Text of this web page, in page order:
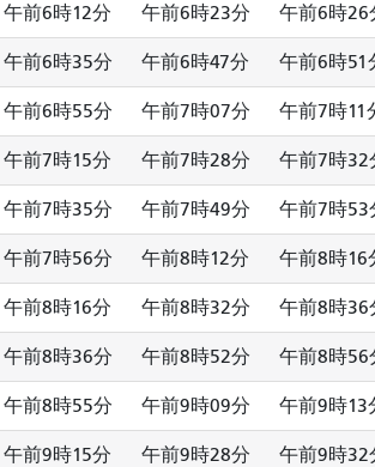
午前6時12分 午前6時23分 午前6時26
午前6時35分 午前6時47分 午前6時51
午前6時55分 午前7時07分 午前7時11
午前7時15分 午前7時28分 午前7時32
午前7時35分 午前7時49分 午前7時53
午前7時56分 午前8時12分 午前8時16
午前8時16分 午前8時32分 午前8時36
午前8時36分 午前8時52分 午前8時56
午前8時55分 午前9時09分 午前9時13
午前9時15分 午前9時28分 午前9時32